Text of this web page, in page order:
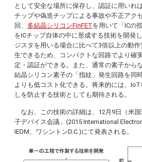
として安全な場所に保存し、認証に用いれ
チップや偽造チップによる事故や不正アク
回、 多結晶シリコンFinFETを用いて「ICの
をICチップ自体の中に形成する技術を開発
ジスタを用いる場合に比べて3倍以上の動
生できるため、コンパクトな回路でより確
定・認証ができる。また、通常の素子から
結晶シリコン素子の「指紋」発生回路を同
よりも低コスト化できる。将来的には、
しを防止する技術としても期待される。
なお、この技術の詳細は、12月9日（米
子デバイス会議」(2015International
IEDM 、ワシントンD.C.)にて発表される。